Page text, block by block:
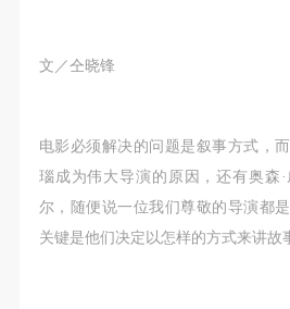
文／仝晓锋
电影必须解决的问题是叙事方式，
瑙成为伟大导演的原因，还有奥森
尔，随便说一位我们尊敬的导演都
关键是他们决定以怎样的方式来讲故
作发表、出版。中央美术学院可
术馆资料库》等相关资料、文
在中央美术学院中使用和在互
关“章程”规定享受相关权益。
中央美术学院美术馆活动安全免
作发表、出版。中央美术学院可
术馆资料库》等相关资料、文
在中央美术学院中使用和在互
关“章程”规定享受相关权益。
中央美术学院美术馆活动安全免
作发表、出版。中央美术学院可
术馆资料库》等相关资料、文
在中央美术学院中使用和在互
关“章程”规定享受相关权益。
中央美术学院美术馆活动安全免